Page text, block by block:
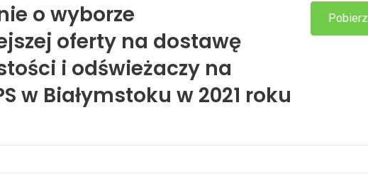
o wyborze
oferty na dostawę
i odświeżaczy na
w Białymstoku w 2021 roku
Pobierz